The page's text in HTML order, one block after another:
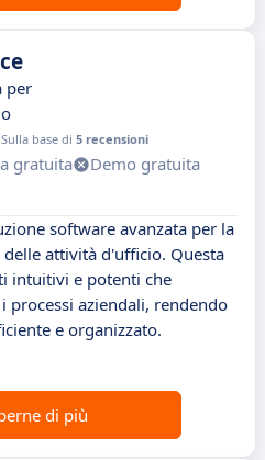
per
Sulla base di 5 recensioni
gratuita
Demo gratuita
software avanzata per la
attività d'ufficio. Questa
intuitivi e potenti che
aziendali, rendendo
e organizzato.
di più